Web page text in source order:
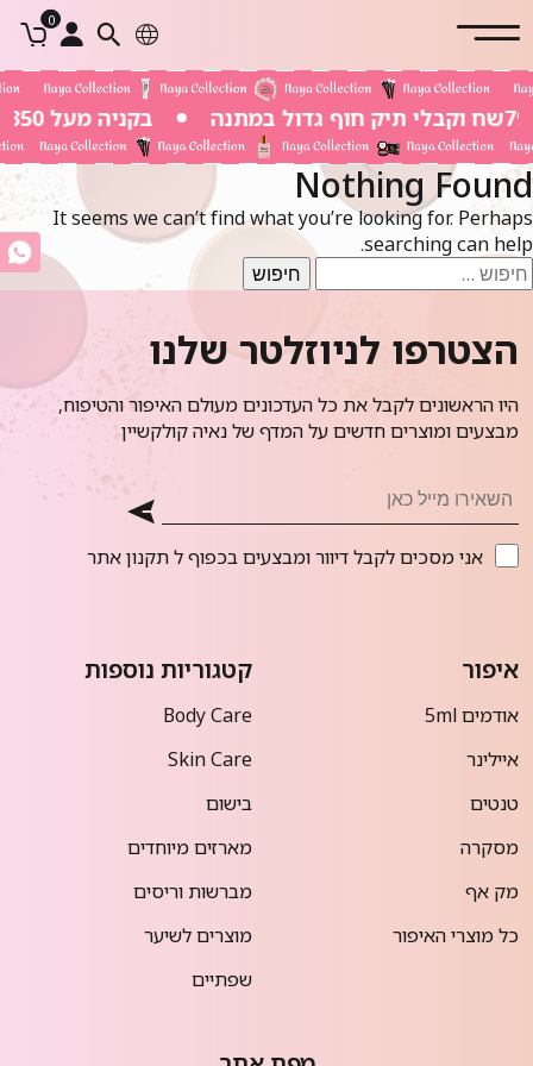
0
בקניה מעל 350 שח משלוח חינם
Nothing Found
It seems we can’t find what you’re looking for. Perhaps
searching can help.
חיפוש:
הצטרפו לניוזלטר שלנו
היו הראשונים לקבל את כל העדכונים מעולם האיפור והטיפוח,
מבצעים ומוצרים חדשים על המדף של נאיה קולקשיין
אני מסכים לקבל דיוור ומבצעים בכפוף לתקנון אתר
איפור
אודמים 5ml
איילינר
טנטים
מסקרה
מק אף
כל מוצרי האיפור
קטגוריות נוספות
Body Care
Skin Care
בישום
מארזים מיוחדים
מברשות וריסים
מוצרים לשיער
שפתיים